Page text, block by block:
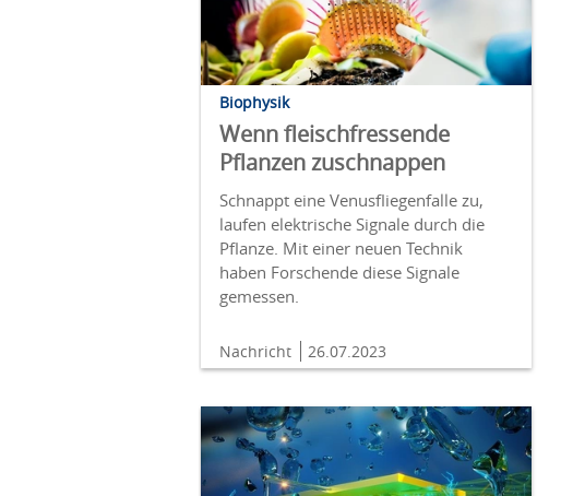
Biophysik
Wenn fleischfressende
Pflanzen zuschnappen
Schnappt eine Venusfliegenfalle zu,
laufen elektrische Signale durch die
Pflanze. Mit einer neuen Technik
haben Forschende diese Signale
gemessen.
Nachricht 26.07.2023